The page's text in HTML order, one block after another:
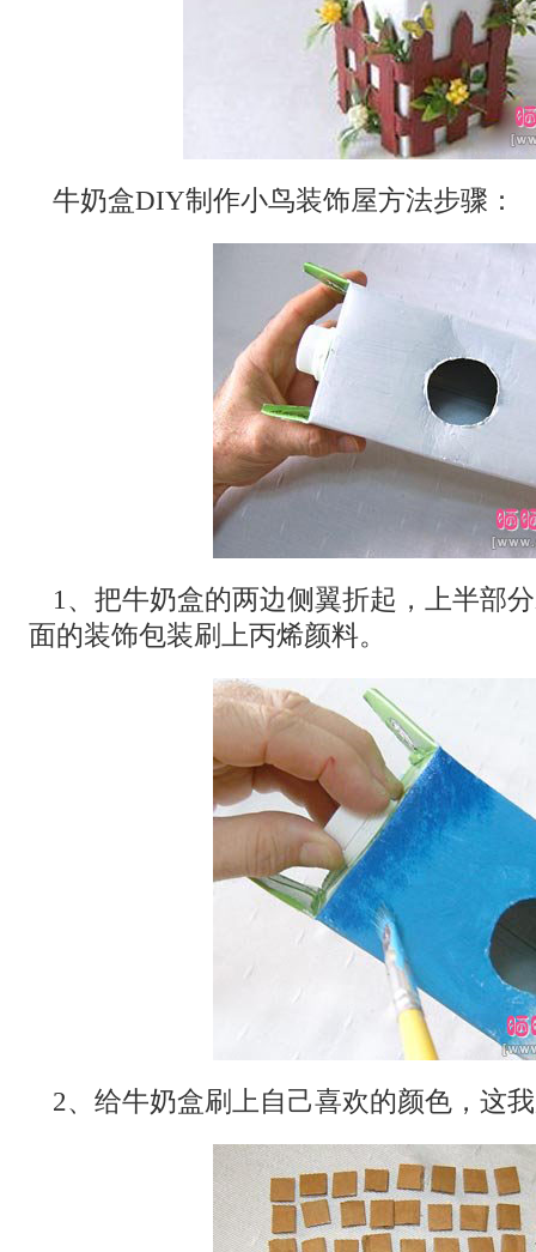
牛奶盒DIY制作小鸟装饰屋方法步骤：
1、把牛奶盒的两边侧翼折起，上半部
面的装饰包装刷上丙烯颜料。
2、给牛奶盒刷上自己喜欢的颜色，这